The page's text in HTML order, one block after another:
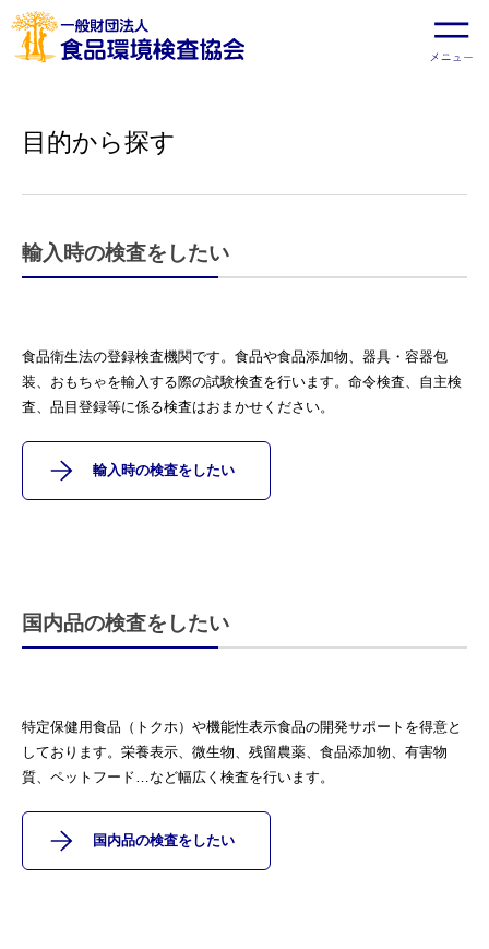
目的から探す
輸入時の検査をしたい
食品衛生法の登録検査機関です。食品や食品添加物、器具・容器包
装、おもちゃを輸入する際の試験検査を行います。命令検査、自主検
査、品目登録等に係る検査はおまかせください。
輸入時の検査をしたい
国内品の検査をしたい
特定保健用食品（トクホ）や機能性表示食品の開発サポートを得意と
しております。栄養表示、微生物、残留農薬、食品添加物、有害物
質、ペットフード…など幅広く検査を行います。
国内品の検査をしたい